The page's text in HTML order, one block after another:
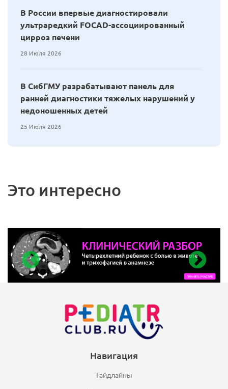
В России впервые диагностировали
ультраредкий FOCAD-ассоциированный
цирроз печени
28 Июля 2026
В СибГМУ разрабатывают панель для
ранней диагностики тяжелых нарушений у
недоношенных детей
25 Июля 2026
Это интересно
Навигация
Гайдлайны